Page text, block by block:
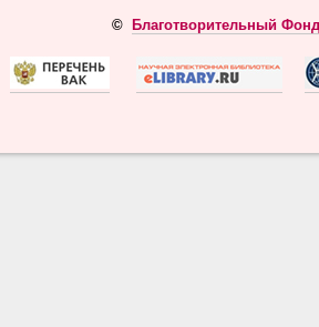
© Благотворительный